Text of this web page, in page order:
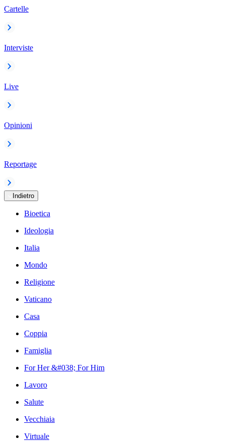
Cartelle
Interviste
Live
Opinioni
Reportage
Indietro
Bioetica
Ideologia
Italia
Mondo
Religione
Vaticano
Casa
Coppia
Famiglia
For Her &#038; For Him
Lavoro
Salute
Vecchiaia
Virtuale